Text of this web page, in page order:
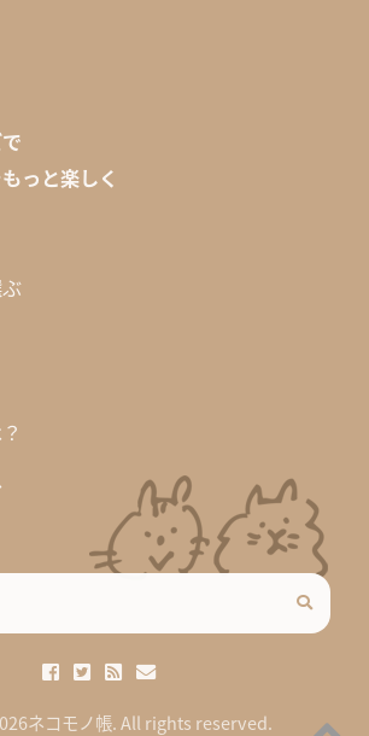
っと楽しく
ネコモノ帳. All rights reserved.